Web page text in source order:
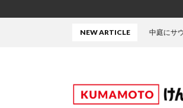
NEW ARTICLE
中庭にサウナにジムとガレージと